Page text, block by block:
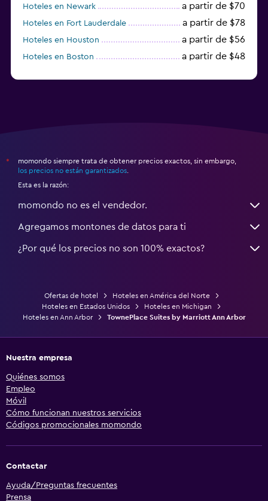
Hoteles en Newark a partir de $70
Hoteles en Fort Lauderdale a partir de $78
Hoteles en Houston a partir de $56
Hoteles en Boston a partir de $48
*
momondo siempre trata de obtener precios exactos, sin embargo,
los precios no están garantizados
Esta es la razón:
momondo no es el vendedor.
Agregamos montones de datos para ti
¿Por qué los precios no son 100% exactos?
Ofertas de hotel
Hoteles en América del Norte
Hoteles en Estados Unidos
Hoteles en Michigan
Hoteles en Ann Arbor
TownePlace Suites by Marriott Ann Arbor
Nuestra empresa
Quiénes somos
Empleo
Móvil
Cómo funcionan nuestros servicios
Códigos promocionales momondo
Contactar
Ayuda/Preguntas frecuentes
Prensa